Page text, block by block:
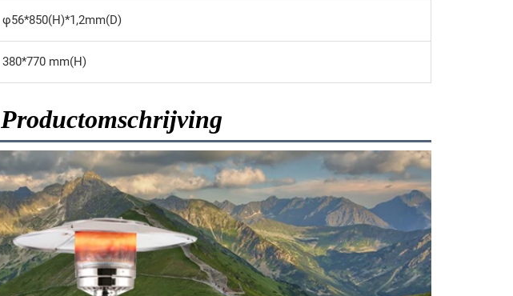
φ56*850(H)*1,2mm(D)
380*770 mm(H)
Productomschrijving